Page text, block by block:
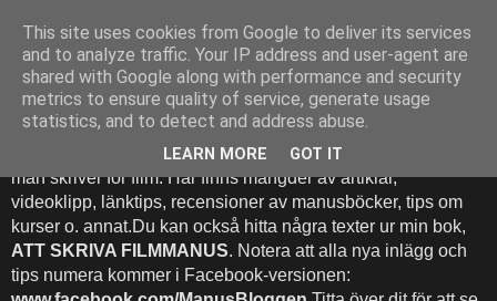
Att Skriva Filmmanus -
Bloggen
Denna blogg inehhåller runt 500 (!) inlägg med fokus på hur
man skriver för film. Här finns mängder av artiklar,
videoklipp, länktips, recensioner av manusböcker, tips om
kurser o. annat.Du kan också hitta några texter ur min bok,
ATT SKRIVA FILMMANUS. Notera att alla nya inlägg och
tips numera kommer i Facebook-versionen:
This site uses cookies from Google to deliver its services
and to analyze traffic. Your IP address and user-agent are
shared with Google along with performance and security
metrics to ensure quality of service, generate usage
statistics, and to detect and address abuse.
LEARN MORE GOT IT